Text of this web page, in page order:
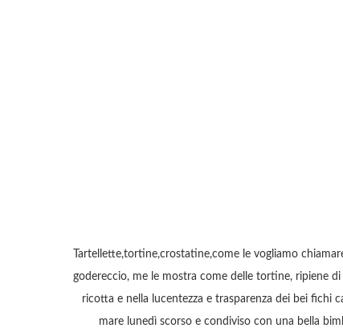
Tartellette,tortine,crostatine,come le vogliamo
godereccio, me le mostra come delle tortine, ripiene
ricotta e nella lucentezza e trasparenza dei bei fichi
mare lunedì scorso e condiviso con una bella